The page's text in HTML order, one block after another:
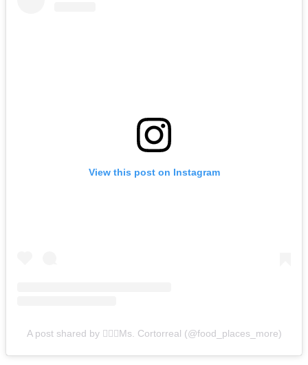
View this post on Instagram
A post shared by 💁🏻‍♀️Ms. Cortorreal (@food_places_more)